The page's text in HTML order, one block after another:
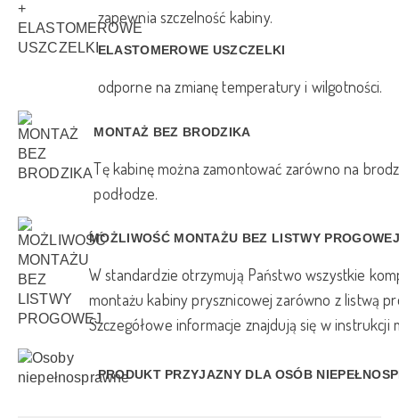
zapewnia szczelność kabiny.
ELASTOMEROWE USZCZELKI
odporne na zmianę temperatury i wilgotności.
MONTAŻ BEZ BRODZIKA
Tę kabinę można zamontować zarówno na
podłodze.
MOŻLIWOŚĆ MONTAŻU BEZ LISTWY PROGOWEJ
W standardzie otrzymują Państwo wszystkie
montażu kabiny prysznicowej zarówno z listwą
Szczegółowe informacje znajdują się w instrukcji
PRODUKT PRZYJAZNY DLA OSÓB